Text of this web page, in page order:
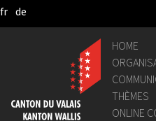
Skip to Main Content
fr de
HOME
THÈMES
ONLINE